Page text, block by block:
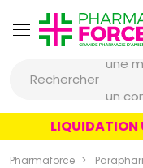
Rechercher
une
un
une
LIQUIDATION
Pharmaforce